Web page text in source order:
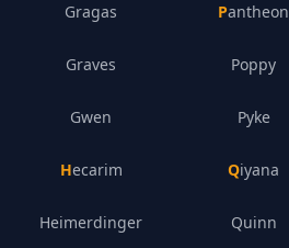
Gragas
Graves
Gwen
Hecarim
Heimerdinger
Pantheon
Poppy
Pyke
Qiyana
Quinn